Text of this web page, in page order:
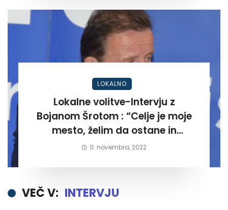
LOKALNO
Lokalne volitve-Intervju z
Bojanom Šrotom : “Celje je moje
mesto, želim da ostane in
postane kraj kjer bodo ljudje
11. novembra, 2022
VEČ V: INTERVJU